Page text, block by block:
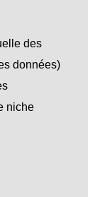
des
données)
niche